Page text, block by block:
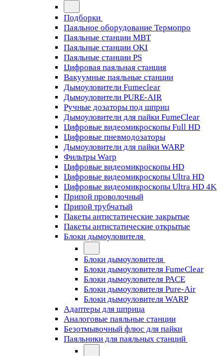
Подборки
Паяльное оборудование Термопро
Паяльные станции MBT
Паяльные станции OKI
Паяльные станции PS
Цифровая паяльная станция
Вакуумные паяльные станции
Дымоуловители Fumeclear
Дымоуловители PURE-AIR
Ручные дозаторы под шприц
Дымоуловители для пайки FumeClear
Цифровые видеомикроскопы Full HD
Цифровые пневмодозаторы
Дымоуловители для пайки WARP
Фильтры Warp
Цифровые видеомикроскопы HD
Цифровые видеомикроскопы Ultra HD
Цифровые видеомикроскопы Ultra HD 4K
Припой проволочный
Припой трубчатый
Пакеты антистатические закрытые
Пакеты антистатические открытые
Блоки дымоуловителя
Блоки дымоуловителя
Блоки дымоуловителя FumeClear
Блоки дымоуловителя PACE
Блоки дымоуловителя Pure-Air
Блоки дымоуловителя WARP
Адаптеры для шприца
Аналоговые паяльные станции
Безотмывочный флюс для пайки
Паяльники для паяльных станций